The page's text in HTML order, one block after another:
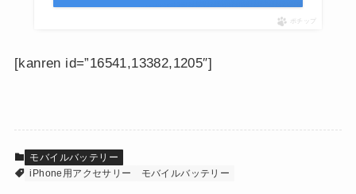
ポチップ
[kanren id=”16541,13382,1205″]
モバイルバッテリー
iPhone用アクセサリー
モバイルバッテリー